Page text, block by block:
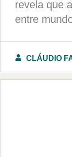
revela que
entre
CLÁUDIO